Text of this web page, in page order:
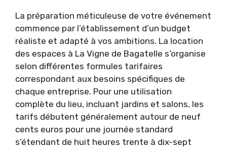
La préparation méticuleuse de votre événement
commence par l’établissement d’un budget
réaliste et adapté à vos ambitions. La location
des espaces à La Vigne de Bagatelle s’organise
selon différentes formules tarifaires
correspondant aux besoins spécifiques de
chaque entreprise. Pour une utilisation
complète du lieu, incluant jardins et salons, les
tarifs débutent généralement autour de neuf
cents euros pour une journée standard
s’étendant de huit heures trente à dix-sept